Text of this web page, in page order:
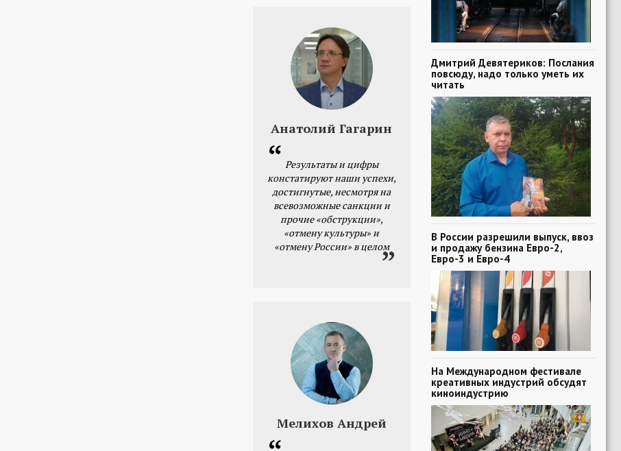
Анатолий Гагарин
Результаты и цифры
констатируют наши успехи,
достигнутые, несмотря на
всевозможные санкции и
прочие «обструкции»,
«отмену культуры» и
«отмену России» в целом
Мелихов Андрей
Дмитрий Девятериков: Послания
повсюду, надо только уметь их
читать
В России разрешили выпуск, ввоз
и продажу бензина Евро-2,
Евро-3 и Евро-4
На Международном фестивале
креативных индустрий обсудят
киноиндустрию